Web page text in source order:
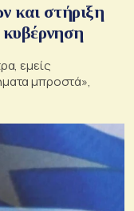
και στήριξη
εμείς
μπροστά»,